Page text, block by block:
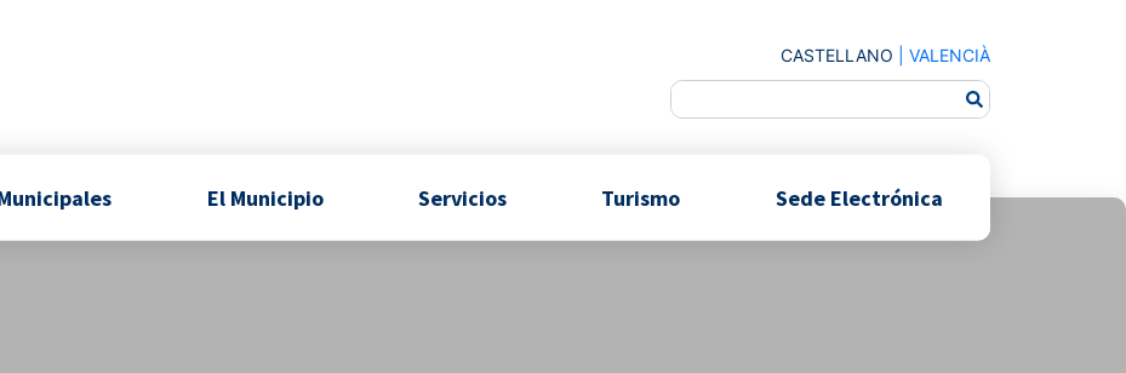
CASTELLANO VALENCIÀ
El Municipio Servicios Turismo Sede Electrónica